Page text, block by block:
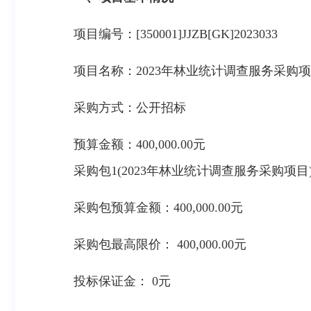
项目编号：[350001]JJZB[GK]2023033
项目名称：2023年林业统计调查服务采购
采购方式：公开招标
预算金额：400,000.00元
采购包1(2023年林业统计调查服务采购项
采购包预算金额： 400,000.00元
采购包最高限价： 400,000.00元
投标保证金： 0元